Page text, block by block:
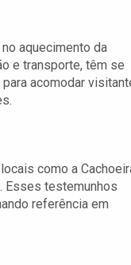
aquecimento da
e transporte, têm se
acomodar
como a
Esses testemunhos
referência em